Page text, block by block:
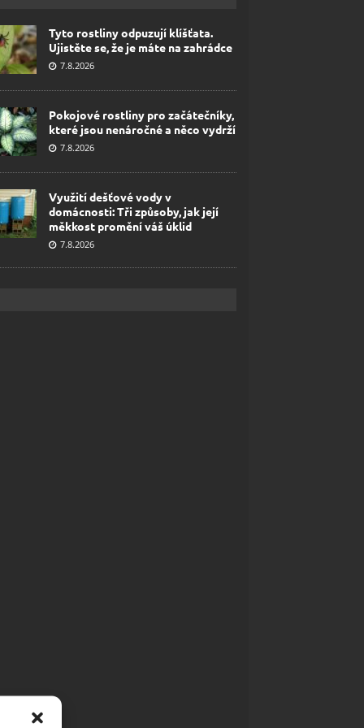
Tyto rostliny odpuzují klíšťata.
Ujistěte se, že je máte na zahrádce
7.8.2026
Pokojové rostliny pro začátečníky,
které jsou nenáročné a něco vydrží
7.8.2026
Využití dešťové vody v
domácnosti: Tři způsoby, jak její
měkkost promění váš úklid
7.8.2026